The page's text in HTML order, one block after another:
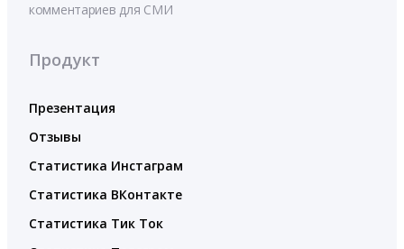
комментариев для СМИ
Продукт
Презентация
Отзывы
Статистика Инстаграм
Статистика ВКонтакте
Статистика Тик Ток